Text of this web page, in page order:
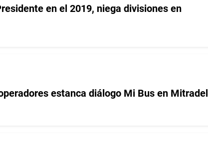
en el 2019, niega divisiones en
estanca diálogo Mi Bus en Mitradel